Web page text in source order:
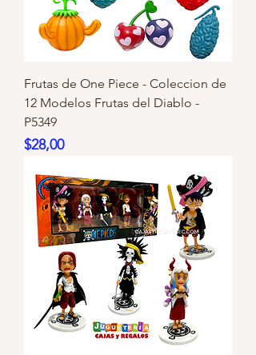
Frutas de One Piece - Coleccion de
12 Modelos Frutas del Diablo -
P5349
Precio
$28,00